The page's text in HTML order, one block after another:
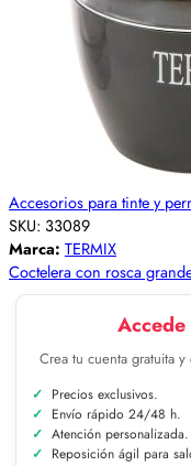
Accesorios para tinte y
SKU: 33089
Marca: TERMIX
Coctelera con rosca
Crea tu cuenta gratuita
Precios exclusivos.
Envío rápido 24/48 h.
Atención personalizada.
Reposición ágil para